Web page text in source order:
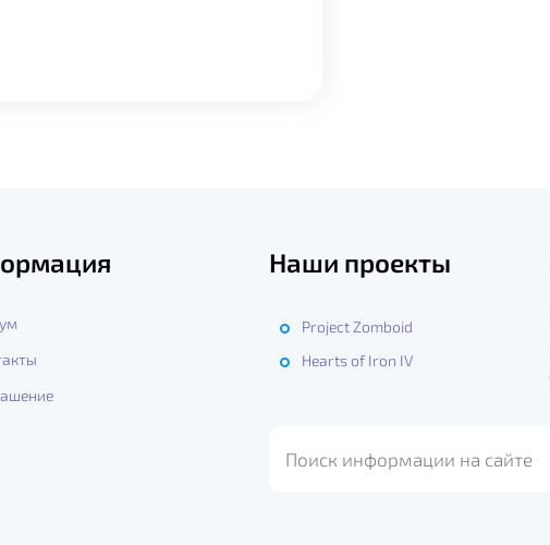
Наши проекты
Project Zomboid
Hearts of Iron IV